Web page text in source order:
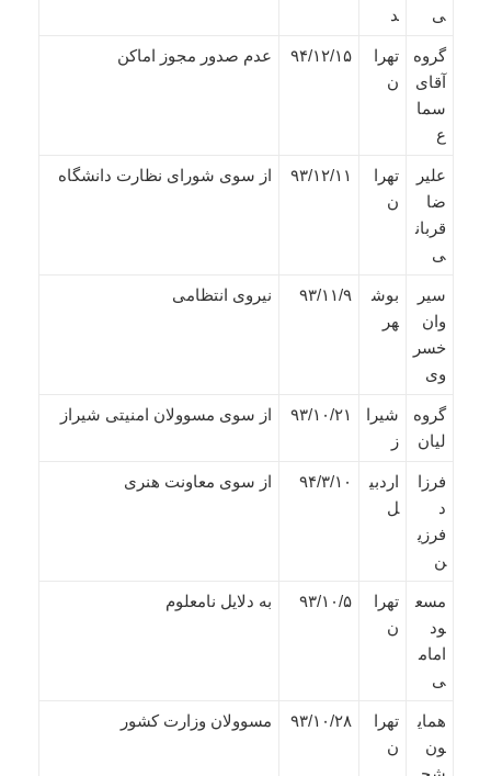
ی
د
گروه
آقای
سما
ع
تهرا
ن
۹۴/۱۲/۱۵ عدم صدور مجوز اماکن
علیر
ضا
قربان
ی
تهرا
ن
۹۳/۱۲/۱۱ از سوی شورای نظارت دانشگاه
سیر
وان
خسر
وی
بوش
هر
۹۳/۱۱/۹ نیروی انتظامی
گروه
لیان
شیرا
ز
۹۳/۱۰/۲۱ از سوی مسوولان امنیتی شیراز
فرزا
د
فرزی
ن
اردبی
ل
۹۴/۳/۱۰ از سوی معاونت هنری
مسع
ود
امام
ی
تهرا
ن
۹۳/۱۰/۵ به دلایل نامعلوم
همای
ون
تهرا
ن
۹۳/۱۰/۲۸ مسوولان وزارت کشور